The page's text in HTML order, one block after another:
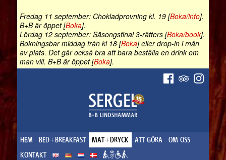
Fredag 11 september: Chokladprovning kl. 19 [Boka/info].
B+B är öppet [Boka].
Lördag 12 september: Säsongsfinal 3-rätters [Boka/book].
Bokningsbar middag från kl 18 [Boka] eller drop-in i mån
av plats. Det går också bra att bara beställa en drink om
man vill. B+B är öppet [Boka].
HEM BED+BREAKFAST MAT+DRYCK ATT GÖRA
OM OSS
KONTAKT